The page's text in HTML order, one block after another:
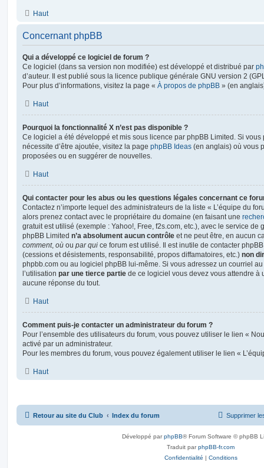
Haut
Concernant phpBB
Qui a développé ce logiciel de forum ?
Ce logiciel (dans sa version non modifiée) est développé et distribué par
d’auteur. Il est publié sous la licence publique générale GNU version 2
Pour plus d’informations, visitez la page « À propos de phpBB » (en
Haut
Pourquoi la fonctionnalité X n’est pas disponible ?
Ce logiciel a été développé et mis sous licence par phpBB Limited. Si vous
nécessite d’être ajoutée, visitez la page phpBB Ideas (en anglais) où vous
proposées ou en suggérer de nouvelles.
Haut
Qui contacter pour les abus ou les questions légales concernant ce
Contactez n’importe lequel des administrateurs de la liste « L’équipe du
alors prenez contact avec le propriétaire du domaine (en faisant une
gratuit est utilisé (exemple : Yahoo!, Free, f2s.com, etc.), avec le service de
phpBB Limited n’a absolument aucun contrôle et ne peut être, en aucun
comment, où ou par qui ce forum est utilisé. Il est inutile de contacter
(cessions et désistements, responsabilité, propos diffamatoires, etc.) non
phpbb.com ou au logiciel phpBB lui-même. Si vous adressez un courriel
l’utilisation par une tierce partie de ce logiciel vous devez vous attendre à
aucune réponse du tout.
Haut
Comment puis-je contacter un administrateur du forum ?
Pour l’ensemble des utilisateurs du forum, vous pouvez utiliser le lien «
activé par un administrateur.
Pour les membres du forum, vous pouvez également utiliser le lien «
Haut
Retour au site du Club Index du forum Supprimer
Développé parphpBB® Forum Software © phpBB
Traduit parphpBB-fr.com
Confidentialité | Conditions